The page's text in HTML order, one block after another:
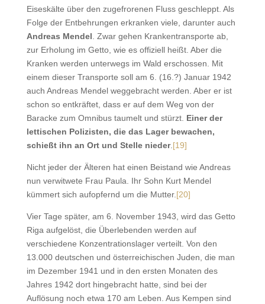
Eiseskälte über den zugefrorenen Fluss geschleppt. Als
Folge der Entbehrungen erkranken viele, darunter auch
Andreas Mendel . Zwar gehen Krankentransporte ab,
zur Erholung im Getto, wie es offiziell heißt. Aber die
Kranken werden unterwegs im Wald erschossen. Mit
einem dieser Transporte soll am 6. (16.?) Januar 1942
auch Andreas Mendel weggebracht werden. Aber er ist
schon so entkräftet, dass er auf dem Weg von der
Baracke zum Omnibus taumelt und stürzt. Einer der
lettischen Polizisten, die das Lager bewachen,
schießt ihn an Ort und Stelle nieder. [19]
Nicht jeder der Älteren hat einen Beistand wie Andreas
nun verwitwete Frau Paula. Ihr Sohn Kurt Mendel
kümmert sich aufopfernd um die Mutter. [20]
Vier Tage später, am 6. November 1943, wird das Getto
Riga aufgelöst, die Überlebenden werden auf
verschiedene Konzentrationslager verteilt. Von den
13.000 deutschen und österreichischen Juden, die man
im Dezember 1941 und in den ersten Monaten des
Jahres 1942 dort hingebracht hatte, sind bei der
Auflösung noch etwa 170 am Leben. Aus Kempen sind